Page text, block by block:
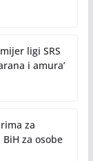
ligi SRS
i amura’
za
za osobe